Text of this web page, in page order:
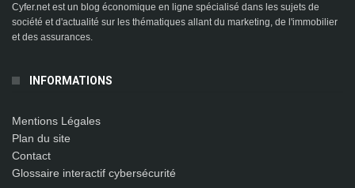
Cyfer.net est un blog économique en ligne spécialisé dans les sujets de
société et d'actualité sur les thématiques allant du marketing, de l'immobilier
et des assurances.
INFORMATIONS
Mentions Légales
Plan du site
Contact
Glossaire interactif cybersécurité